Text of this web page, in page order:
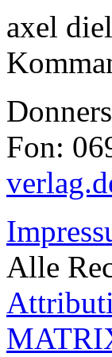
axel
Fon:
Alle